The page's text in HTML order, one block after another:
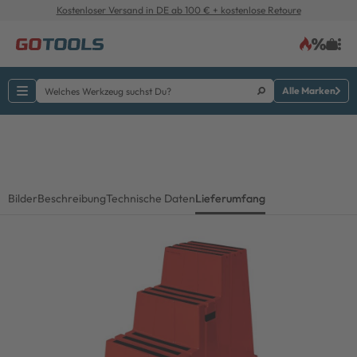
Kostenloser Versand in DE ab 100 € + kostenlose Retoure
Alle Marken
BilderBeschreibungTechnische DatenLieferumfang